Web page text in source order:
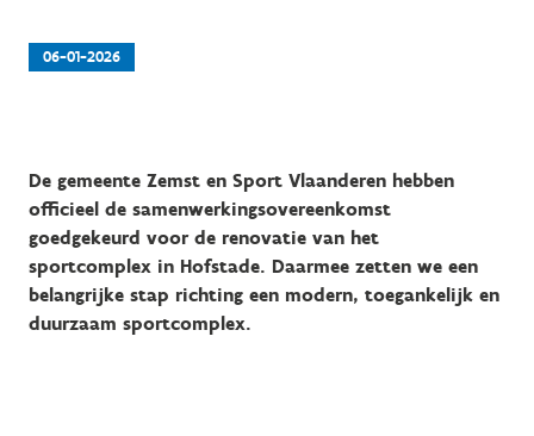
06-01-2026
De gemeente Zemst en Sport Vlaanderen hebben
officieel de samenwerkingsovereenkomst
goedgekeurd voor de renovatie van het
sportcomplex in Hofstade. Daarmee zetten we een
belangrijke stap richting een modern, toegankelijk en
duurzaam sportcomplex.